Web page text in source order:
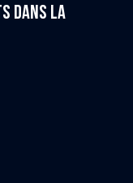
dans la